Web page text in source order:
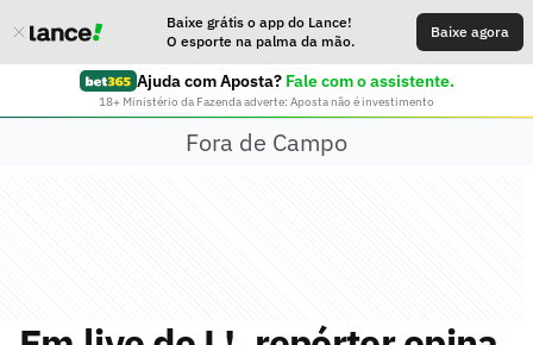
Baixe grátis o app do Lance!
O esporte na palma da mão.
Baixe agora
Ajuda com Aposta? Fale com o assistente.
18+ Ministério da Fazenda adverte: Aposta não é investimento
Fora de Campo